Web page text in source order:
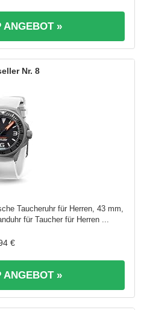
ANGEBOT »
8
Taucheruhr für Herren, 43 mm,
für Taucher für Herren ...
€
ANGEBOT »